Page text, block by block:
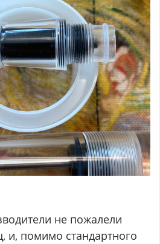
не пожалели
и, помимо стандартного